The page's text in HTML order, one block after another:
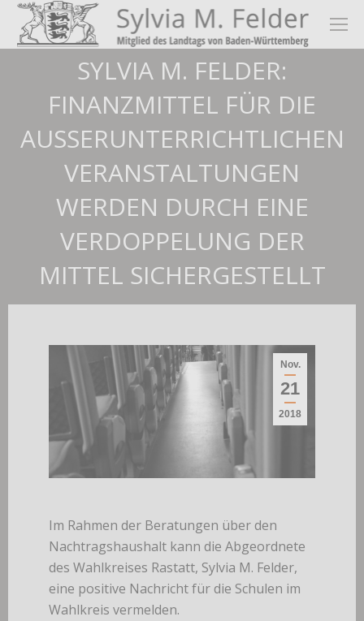
SYLVIA M. FELDER:
FINANZMITTEL FÜR DIE
AUSSERUNTERRICHTLICHEN V
ERANSTALTUNGEN W
ERDEN DURCH EINE V
ERDOPPELUNG DER M
ITTEL SICHERGESTELLT
Nov.
21
2018
Im Rahmen der Beratungen über den
Nachtragshaushalt kann die Abgeordnete
des Wahlkreises Rastatt, Sylvia M. Felder,
eine positive Nachricht für die Schulen im
Wahlkreis vermelden.